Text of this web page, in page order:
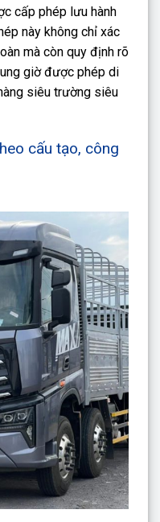
cấp phép lưu hành
này không chỉ xác
mà còn quy định rõ
giờ được phép di
siêu trường siêu
cấu tạo, công